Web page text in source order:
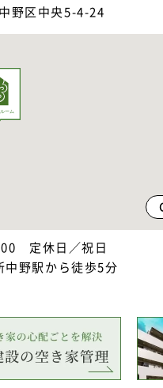
野区中央5-4-24
定休日／祝日
中野駅から徒歩5分